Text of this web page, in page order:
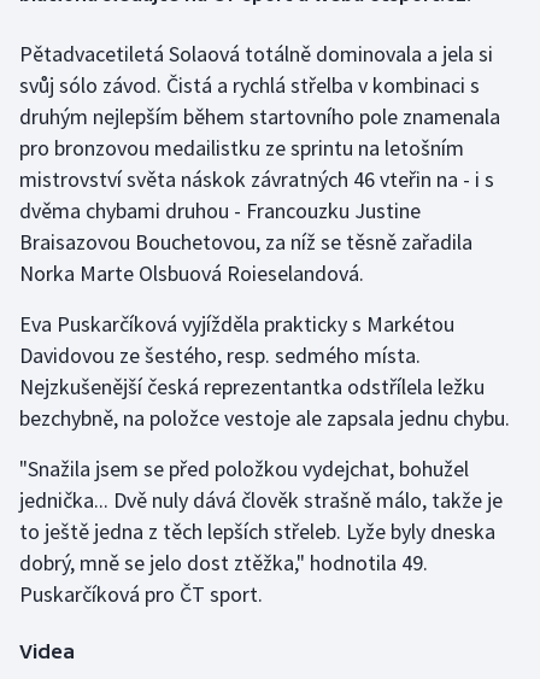
Golf
Gymnastika
Házená
Jezdectví
Judo
Krasobruslení
Lyže a snowboard
Moderní pětiboj
Pětadvacetiletá Solaová totálně dominovala a jela si
svůj sólo závod. Čistá a rychlá střelba v kombinaci s
druhým nejlepším během startovního pole znamenala
pro bronzovou medailistku ze sprintu na letošním
mistrovství světa náskok závratných 46 vteřin na - i s
dvěma chybami druhou - Francouzku Justine
Braisazovou Bouchetovou, za níž se těsně zařadila
Norka Marte Olsbuová Roieselandová.
Eva Puskarčíková vyjížděla prakticky s Markétou
Davidovou ze šestého, resp. sedmého místa.
Nejzkušenější česká reprezentantka odstřílela ležku
bezchybně, na položce vestoje ale zapsala jednu chybu.
"Snažila jsem se před položkou vydejchat, bohužel
jednička... Dvě nuly dává člověk strašně málo, takže je
to ještě jedna z těch lepších střeleb. Lyže byly dneska
dobrý, mně se jelo dost ztěžka," hodnotila 49.
Puskarčíková pro ČT sport.
Videa